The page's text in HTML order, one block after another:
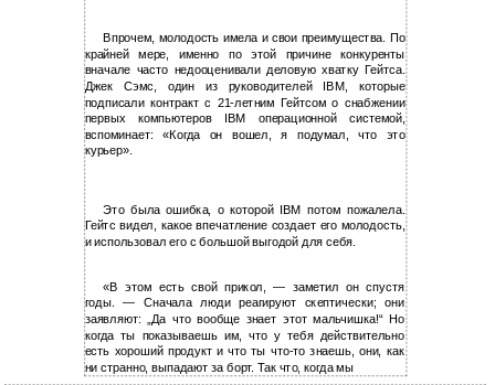
Впрочем, молодость имела и свои преимущества. По
крайней мере, именно по этой причине конкуренты
вначале часто недооценивали деловую хватку Гейтса.
Джек Сэмс, один из руководителей IBM, которые
подписали контракт с 21-летним Гейтсом о снабжении
первых компьютеров IBM операционной системой,
вспоминает: «Когда он вошел, я подумал, что это
курьер».
Это была ошибка, о которой IBM потом пожалела.
Гейтс видел, какое впечатление создает его молодость,
и использовал его с большой выгодой для себя.
«В этом есть свой прикол, — заметил он спустя
годы. — Сначала люди реагируют скептически; они
заявляют: „Да что вообще знает этот мальчишка!“ Но
когда ты показываешь им, что у тебя действительно
есть хороший продукт и что ты что-то знаешь, они, как
ни странно, выпадают за борт. Так что, когда мы